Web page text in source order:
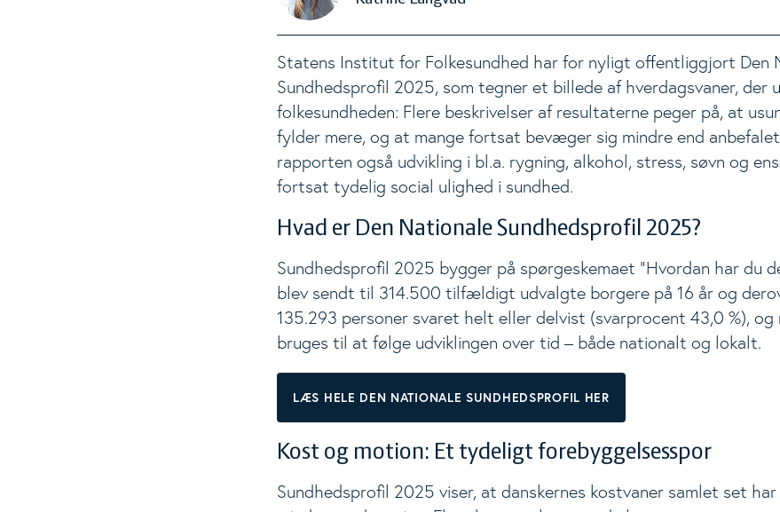
Statens Institut for Folkesundhed har for nyligt offentliggjort Den
Sundhedsprofil 2025, som tegner et billede af hverdagsvaner, der
folkesundheden: Flere beskrivelser af resultaterne peger på, at
fylder mere, og at mange fortsat bevæger sig mindre end
rapporten også udvikling i bl.a. rygning, alkohol, stress, søvn og
fortsat tydelig social ulighed i sundhed.
Hvad er Den Nationale Sundhedsprofil 2025?
Sundhedsprofil 2025 bygger på spørgeskemaet ”Hvordan har du
blev sendt til 314.500 tilfældigt udvalgte borgere på 16 år og
135.293 personer svaret helt eller delvist (svarprocent 43,0 %), og
bruges til at følge udviklingen over tid – både nationalt og lokalt.
LÆS HELE DEN NATIONALE SUNDHEDSPROFIL HER
Kost og motion: Et tydeligt forebyggelsesspor
Sundhedsprofil 2025 viser, at danskernes kostvaner samlet set